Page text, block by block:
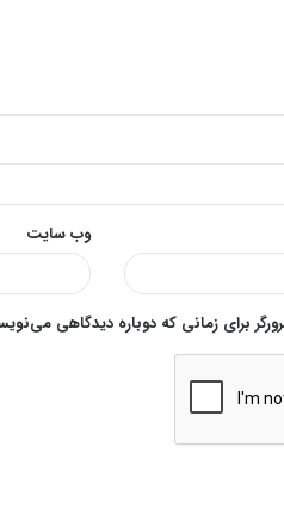
وب‌ سایت
برای زمانی که دوباره دیدگاهی